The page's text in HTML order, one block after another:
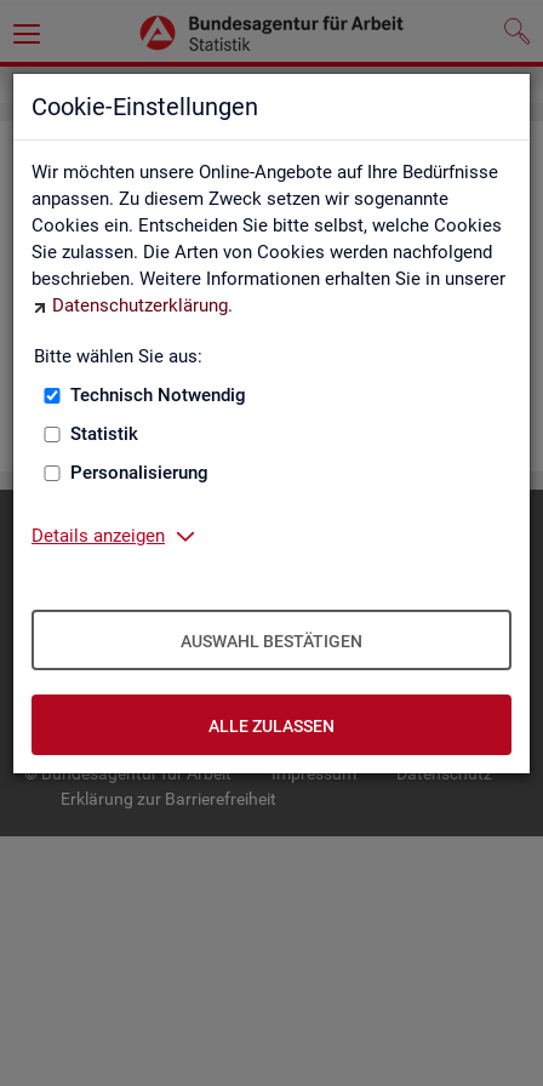
Cookie-Einstellungen
Wir möchten unsere Online-Angebote auf Ihre Bedürfnisse
anpassen. Zu diesem Zweck setzen wir sogenannte
Cookies ein. Entscheiden Sie bitte selbst, welche Cookies
Sie zulassen. Die Arten von Cookies werden nachfolgend
beschrieben. Weitere Informationen erhalten Sie in unserer
Datenschutzerklärung.
Bitte wählen Sie aus:
Technisch Notwendig
Statistik
Personalisierung
Details anzeigen
AUSWAHL BESTÄTIGEN
ALLE ZULASSEN
Rea­li­sier­te Kurz­ar­beit (hoch­ge­rech­
net) - Deutsch­land, Län­der, Re­gio­
nal­di­rek­tio­nen, Agen­tu­ren für Ar­beit
und Krei­se (Mo­nats­zah­len)
nen über Be­stand, Be­trie­be / Be­triebs­grö­ße, Kurz­ar­bei­ter­geld,
Kurz­ar­bei­ter­quo­te und wei­te­re Merk­ma­le.
IN­TER­AK­TI­VE STA­TIS­TI­KEN
GRUND­LA­GEN
© Bundesagentur für Arbeit Impressum
Datenschutz
Erklärung zur Barrierefreiheit